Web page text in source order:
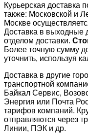
Курьерская доставка
также: Московской и
Москве
Доставка в выходные
отделом доставки.
Более точную сумму
уточнить, используя
Доставка в другие
транспортной
Байкал Сервис,
Энергия или Почта
тарифов компаний.
отправляются через
Линии, ПЭК и др.